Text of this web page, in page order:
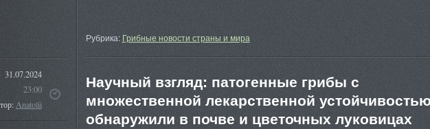
Рубрика: Грибные новости страны и мира
31.07.2024
23:00
Anatolii
Научный взгляд: патогенные грибы с
множественной лекарственной
обнаружили в почве и цветочных луковицах